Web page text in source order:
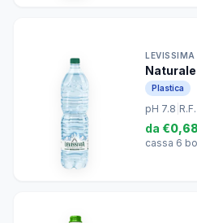
LEVISSIMA
Naturale
Plastica
pH 7.8
da €0,68
cassa 6